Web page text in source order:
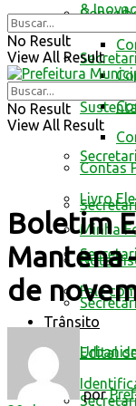
Contas
Livro
Minha
Nota
Fale
Trânsito
Edital
&
No Result
View All Result
No Result
View All Result
Boletim
Mantena
de
por